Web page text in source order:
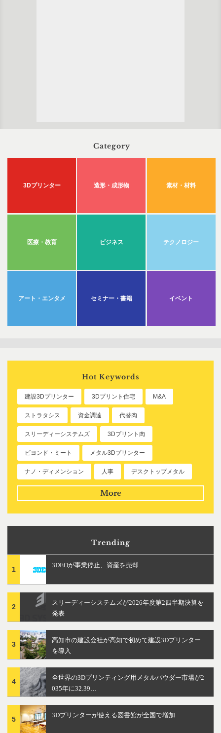
Category
3Dプリンター 造形・成形物 素材・材料
医療・教育 ビジネス テクノロジー
アート・エンタメ セミナー・書籍 イベント
Hot Keywords
建設3Dプリンター 3Dプリント住宅 M&A
ストラタシス 資金調達 代替肉
スリーディーシステムズ 3Dプリント肉
ビヨンド・ミート メタル3Dプリンター
ナノ・ディメンション 人事 デスクトップメタル
More
Trending
1
3DEOが事業停止、資産を売却
2
スリーディーシステムズが2026年度第2四半期決算を
発表
3
高知市の建設会社が高知で初めて建設3Dプリンター
を導入
4
全世界の3Dプリンティング用メタルパウダー市場が2
035年に32.39…
5
3Dプリンターが使える図書館が全国で増加